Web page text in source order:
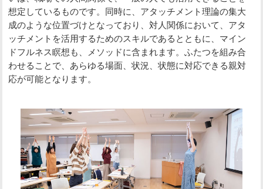
想定しているものです。同時に、アタッチメント理論の集大
成のような位置づけとなっており、対人関係において、アタ
ッチメントを活用するためのスキルであるとともに、マイン
ドフルネス瞑想も、メソッドに含まれます。ふたつを組み合
わせることで、あらゆる場面、状況、状態に対応できる親対
応が可能となります。